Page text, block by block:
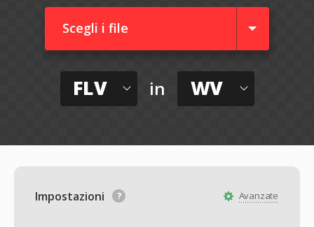
Scegli i file
FLV in WV
Avanzate
Impostazioni